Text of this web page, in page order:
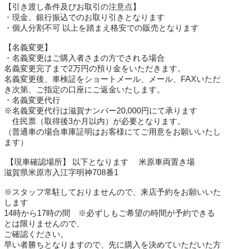
【引き渡し条件及びお取引の注意点】
・現金、銀行振込でのお取り引きとなります
・個人分割不可 以上を踏まえ格安での販売となります
【名義変更】
・名義変更はご購入者さまの方でされる場合
名義変更完了まで2万円の預り金をいただきます。
名義変更後、車検証をショートメール、メール、FAXいただ
き次第、ご指定の口座にご返金いたします。
・名義変更代行
※名義変更代行は滋賀ナンバー20,000円にて承ります
住民票（取得後3か月以内）が必要となります。
（普通車の場合車庫証明はお客様にてご用意をお願いいたし
ます）
滋賀県米原市入江字明神708番1
※スタッフ常駐しておりませんので、来店予約をお願いいた
します
14時から17時の間　※必ずしもご希望の時間が予約できる
とは限りませんので、
ご確認ください。
早い者勝ちとなりますので、先に購入を決めていただいた方